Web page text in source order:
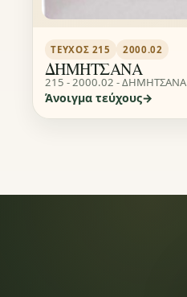
ΤΕΎΧΟΣ 215 2000.02
ΔΗΜΗΤΣΑΝΑ
215 - 2000.02 - ΔΗΜΗΤΣΑΝΑ
Άνοιγμα τεύχους